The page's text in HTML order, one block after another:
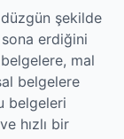
şekilde
erdiğini
mal
belgelere
belgeleri
hızlı bir